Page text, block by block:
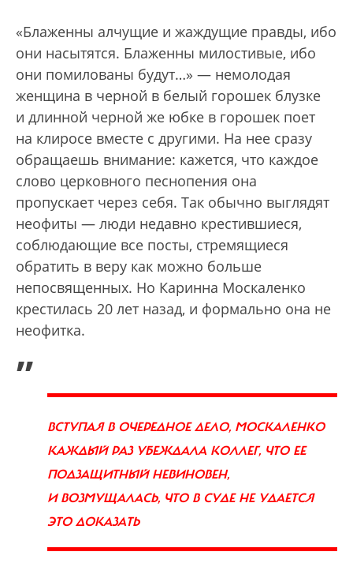
«Блаженны алчущие и жаждущие правды, ибо
они насытятся. Блаженны милостивые, ибо
они помилованы будут…» — немолодая
женщина в черной в белый горошек блузке
и длинной черной же юбке в горошек поет
на клиросе вместе с другими. На нее сразу
обращаешь внимание: кажется, что каждое
слово церковного песнопения она
пропускает через себя. Так обычно выглядят
неофиты — люди недавно крестившиеся,
соблюдающие все посты, стремящиеся
обратить в веру как можно больше
непосвященных. Но Каринна Москаленко
крестилась 20 лет назад, и формально она не
неофитка.
„
ВСТУПАЯ В ОЧЕРЕДНОЕ ДЕЛО, МОСКАЛЕНКО
КАЖДЫЙ РАЗ УБЕЖДАЛА КОЛЛЕГ, ЧТО ЕЕ
ПОДЗАЩИТНЫЙ НЕВИНОВЕН,
И ВОЗМУЩАЛАСЬ, ЧТО В СУДЕ НЕ УДАЕТСЯ
ЭТО ДОКАЗАТЬ